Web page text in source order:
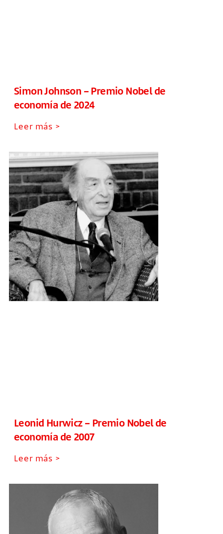
Simon Johnson – Premio Nobel de
economía de 2024
Leer más >
Leonid Hurwicz – Premio Nobel de
economía de 2007
Leer más >